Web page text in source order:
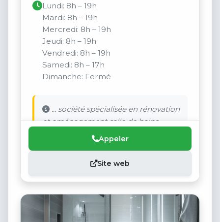
Lundi: 8h – 19h
Mardi: 8h – 19h
Mercredi: 8h – 19h
Jeudi: 8h – 19h
Vendredi: 8h – 19h
Samedi: 8h – 17h
Dimanche: Fermé
... société spécialisée en rénovation
et aménagement salle de bains.
Appeler
Site web